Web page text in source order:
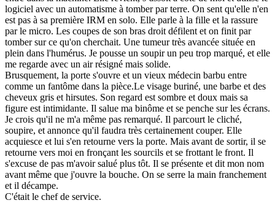
logiciel avec un automatisme à tomber par terre. On sent qu'elle n'en
est pas à sa première IRM en solo. Elle parle à la fille et la rassure
par le micro. Les coupes de son bras droit défilent et on finit par
tomber sur ce qu'on cherchait. Une tumeur très avancée située en
plein dans l'humérus. Je pousse un soupir un peu trop marqué, et elle
me regarde avec un air résigné mais solide.
Brusquement, la porte s'ouvre et un vieux médecin barbu entre
comme un fantôme dans la pièce.Le visage buriné, une barbe et des
cheveux gris et hirsutes. Son regard est sombre et doux mais sa
figure est intimidante. Il salue ma binôme et se penche sur les écrans.
Je crois qu'il ne m'a même pas remarqué. Il parcourt le cliché,
soupire, et annonce qu'il faudra très certainement couper. Elle
acquiesce et lui s'en retourne vers la porte. Mais avant de sortir, il se
retourne vers moi en fronçant les sourcils et se frottant le front. Il
s'excuse de pas m'avoir salué plus tôt. Il se présente et dit mon nom
avant même que j'ouvre la bouche. On se serre la main franchement
et il décampe.
C'était le chef de service.